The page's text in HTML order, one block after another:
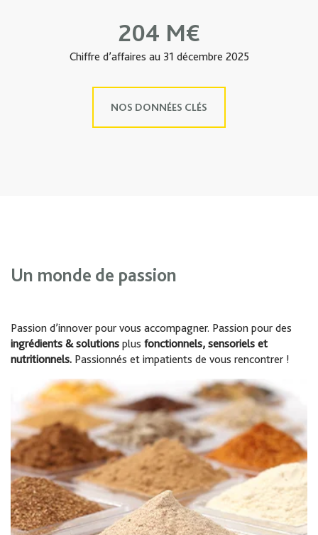
204 M€
Chiffre d’affaires au 31 décembre 2025
NOS DONNÉES CLÉS
Un monde de passion
Passion d’innover pour vous accompagner. Passion pour des
ingrédients & solutions plus fonctionnels, sensoriels et
nutritionnels. Passionnés et impatients de vous rencontrer !